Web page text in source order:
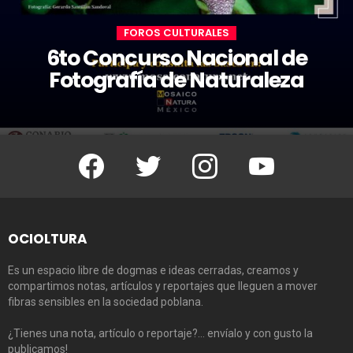
FOROS CULTURALES
6to Concurso Nacional de
Fotografía de Naturaleza
Facebook Twitter Instagram Youtube
OCIOLTURA
Es un espacio libre de dogmas e ideas cerradas, creamos y
compartimos notas, artículos y reportajes que lleguen a mover
fibras sensibles en la sociedad poblana.
¿Tienes una nota, artículo o reportaje?… envíalo y con gusto la
publicamos!